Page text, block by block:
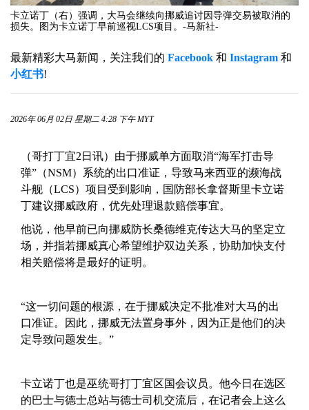
卡立诺丁（右）强调，大马会继续向挪威追讨因导弹交易被取消的
损失。图为卡立诺丁早前巡视LCS项目。-马新社-
最新精彩大马新闻，关注我们的 Facebook 和 Instagram 和
小红书!
2026年 06月 02日 星期二 4:28 下午 MYT
（哥打丁宜2日讯）由于挪威单方面取消“海军打击导
弹”（NSM）系统的出口准证，导致马来西亚的濒海战
斗舰（LCS）项目受到影响，国防部长拿督斯里卡立诺
丁建议挪威政府，优先处理退款赔偿事宜。
他说，他早前已向挪威防长桑德维克传达大马的坚定立
场，并指若挪威真心希望维护双边关系，协助加快支付
相关赔偿将是最好的证明。
“这一切问题的根源，在于挪威决定不批准对大马的出
口准证。因此，挪威无法置身事外，因为正是他们的决
定导致问题发生。”
卡立诺丁也是巫统哥打丁宜区国会议员。他今日在选区
的巴士与德士总站与德士司机交流后，在记者会上这么